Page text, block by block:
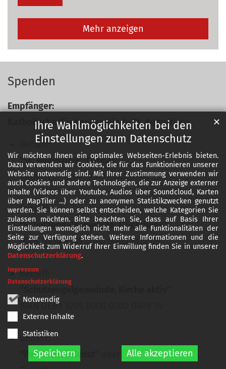
Ihre Wahlmöglichkeiten bei den
Einstellungen zum Datenschutz
Wir möchten Ihnen ein optimales Webseiten-Erlebnis bieten.
Dazu verwenden wir Cookies, die für das Funktionieren unserer
Website notwendig sind. Mit Ihrer Zustimmung verwenden wir
auch Cookies und andere Technologien, die zur Anzeige externer
Inhalte (Videos über Youtube, Audios über Soundcloud, Karten
über MapTiler ...) oder zu anonymen Statistikzwecken genutzt
werden. Sie können selbst entscheiden, welche Kategorien Sie
zulassen möchten. Bitte beachten Sie, dass auf Basis Ihrer
Einstellungen womöglich nicht mehr alle Funktionalitäten der
Seite zur Verfügung stehen. Weitere Informationen und die
Möglichkeit zum Widerruf Ihrer Einwillung finden Sie in unserer
Datenschutzerklärung.
Notwendig
Externe Inhalte
Statistiken
Speichern Alle akzeptieren
✕
Impressum
Datenschutzerklärung
Mehr anzeigen
Spenden
Empfänger:
Katholische Kirchengemeinde St. Augustinus
Betreff:
"St. Augustinus, Caritas"
IBAN DE07 3205 0000 0047 0186 35
Betreff:
"Schutzengelgemeinde, Flüchtlinge"
IBAN DE14 3205 0000 0000 9113 05
Betreff:
IBAN DE63 3205 0000 0000 0409 15
Betreff:
"Pax Christi, Kunst"